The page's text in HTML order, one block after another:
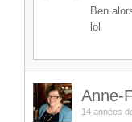
Ben
lol
Anne-
14 années